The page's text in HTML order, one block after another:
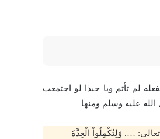
لم تأثم ويا حبذا لو اجتمعت
عليه وسلم ومنها
…. وَلِتُكْمِلُواْ الْعِدَّةَ